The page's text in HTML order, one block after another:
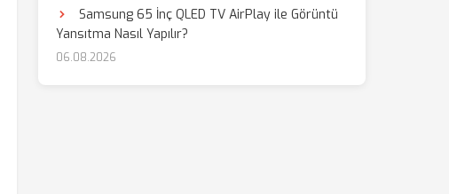
Samsung 65 İnç QLED TV AirPlay ile Görüntü
Yansıtma Nasıl Yapılır?
06.08.2026